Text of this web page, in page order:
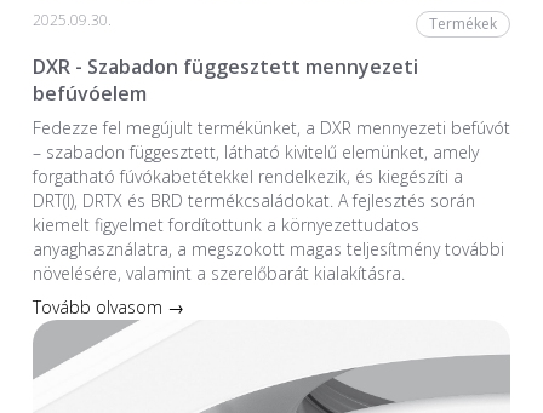
2025.09.30. Termékek
DXR - Szabadon függesztett mennyezeti
befúvóelem
Fedezze fel megújult termékünket, a DXR mennyezeti befúvót
– szabadon függesztett, látható kivitelű elemünket, amely
forgatható fúvókabetétekkel rendelkezik, és kiegészíti a
DRT(I), DRTX és BRD termékcsaládokat. A fejlesztés során
kiemelt figyelmet fordítottunk a környezettudatos
anyaghasználatra, a megszokott magas teljesítmény további
növelésére, valamint a szerelőbarát kialakításra.
Tovább olvasom →